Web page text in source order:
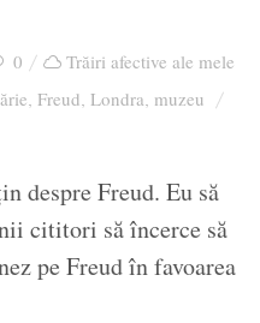
povestite
culorii
0
Trăiri afective ale mele
, Freud, Londra, muzeu
despre Freud. Eu să
cititori să încerce să
pe Freud în favoarea